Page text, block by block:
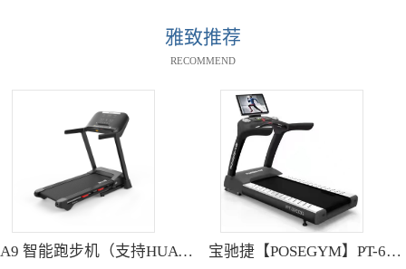
雅致推荐
RECOMMEND
A9 智能跑步机（支持HUAWEI HiLink） SH-T9119P 宝驰捷【POSEGYM】PT-6600Q高清大型触摸屏跑步机静音减震